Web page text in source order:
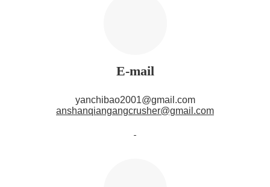
E-mail
yanchibao2001@gmail.com
anshanqiangangcrusher@gmail.com